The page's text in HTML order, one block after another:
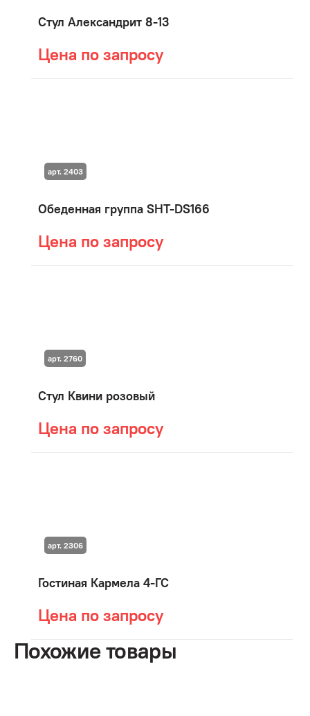
Стул Александрит 8-13
Цена по запросу
Обеденная группа SHT-DS166
Цена по запросу
арт. 2403
Стул Квини розовый
Цена по запросу
арт. 2760
Гостиная Кармела 4-ГС
Цена по запросу
арт. 2306
Похожие товары